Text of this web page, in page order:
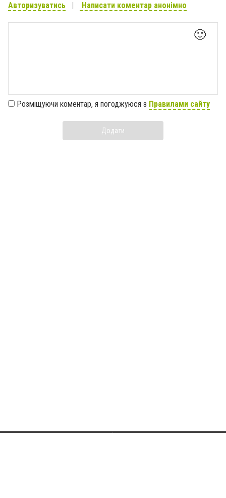
Авторизуватись Написати коментар анонімно
🙂
Розміщуючи коментар, я погоджуюся з Правилами сайту
Додати